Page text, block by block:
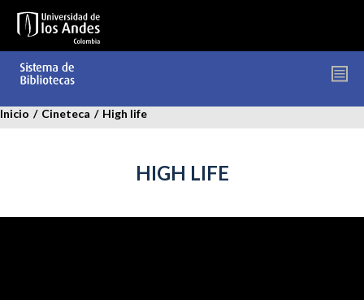
contenido
Inicio / Cineteca / High life
HIGH LIFE